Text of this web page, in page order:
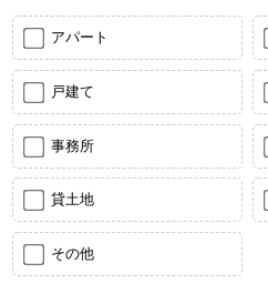
アパート
戸建て
事務所
貸土地
その他